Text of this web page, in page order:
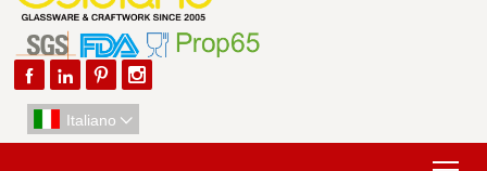
   
Italiano 